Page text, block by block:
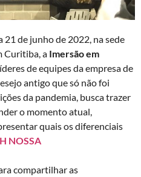
21 de junho de 2022, na sede
Curitiba, a Imersão em
de equipes da empresa de
antigo que só não foi
da pandemia, busca trazer
o momento atual,
quais os diferenciais
NOSSA
compartilhar as